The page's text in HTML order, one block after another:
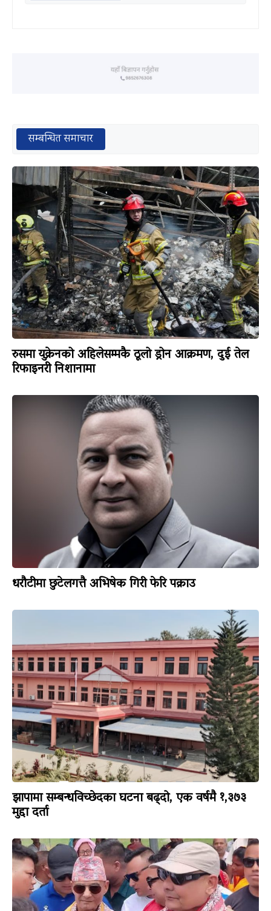
सम्बन्धित समाचार
रुसमा युक्रेनको अहिलेसम्मकै ठूलो ड्रोन आक्रमण, दुई तेल
रिफाइनरी निशानामा
धरौटीमा छुटेलगत्तै अभिषेक गिरी फेरि पक्राउ
झापामा सम्बन्धविच्छेदका घटना बढ्दो, एक वर्षमै १,३७३
मुद्दा दर्ता